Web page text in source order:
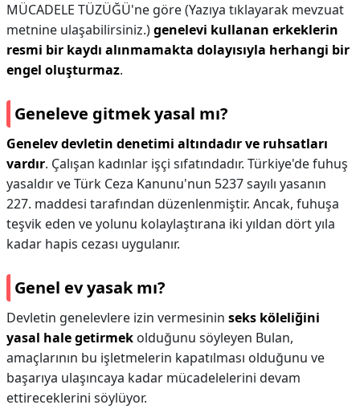
MÜCADELE TÜZÜĞÜ'ne göre (Yazıya tıklayarak mevzuat
metnine ulaşabilirsiniz.)genelevi kullanan erkeklerin
resmi bir kaydı alınmamakta dolayısıyla herhangi bir
engel oluşturmaz.
Geneleve gitmek yasal mı?
Genelev devletin denetimi altındadır ve ruhsatları
vardır. Çalışan kadınlar işçi sıfatındadır. Türkiye'de fuhuş
yasaldır ve Türk Ceza Kanunu'nun 5237 sayılı yasanın
227. maddesi tarafından düzenlenmiştir. Ancak, fuhuşa
teşvik eden ve yolunu kolaylaştırana iki yıldan dört yıla
kadar hapis cezası uygulanır.
Genel ev yasak mı?
Devletin genelevlere izin vermesinin seks köleliğini
yasal hale getirmek olduğunu söyleyen Bulan,
amaçlarının bu işletmelerin kapatılması olduğunu ve
başarıya ulaşıncaya kadar mücadelelerini devam
ettireceklerini söylüyor.